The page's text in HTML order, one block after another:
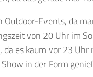
Events, da
von 20 Uhr im
es kaum vor 23
in der Form